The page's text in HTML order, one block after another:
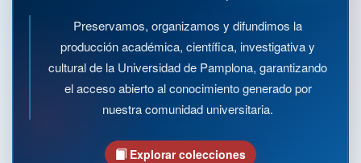
Preservamos, organizamos y difundimos la
producción académica, científica, investigativa y
cultural de la Universidad de Pamplona, garantizando
el acceso abierto al conocimiento generado por
nuestra comunidad universitaria.
Explorar colecciones